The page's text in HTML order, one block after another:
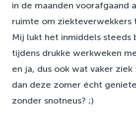
in de maanden voorafgaand
ruimte om ziekteverwekkers
Mij lukt het inmiddels steeds
tijdens drukke werkweken
en ja, dus ook wat vaker ziek
dan deze zomer écht
zonder snotneus? ;)